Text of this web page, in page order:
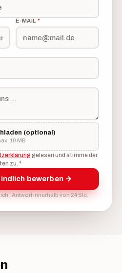
E-MAIL *
(optional)
10 MB
gelesen und stimme der
zu. *
bewerben →
· Antwort innerhalb von 24 Std.